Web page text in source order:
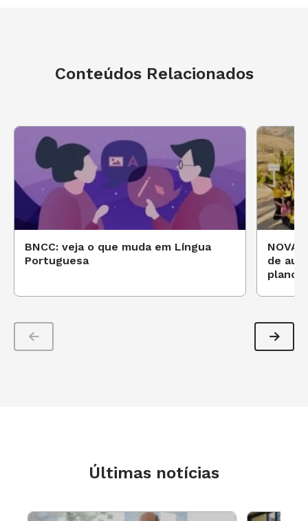
Conteúdos Relacionados
BNCC: veja o que muda em Língua
Portuguesa
NOVA
de
planos
Últimas notícias